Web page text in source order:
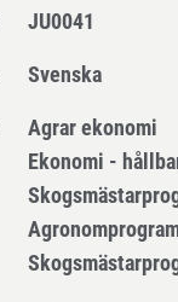
JU0041
Svenska
Agrar ekonomi
Ekonomi -